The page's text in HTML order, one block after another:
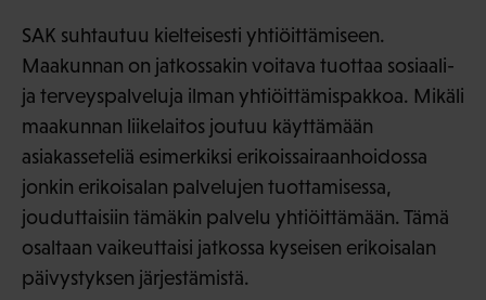
SAK suhtautuu kielteisesti yhtiöittämiseen.
Maakunnan on jatkossakin voitava tuottaa sosiaali-
ja terveyspalveluja ilman yhtiöittämispakkoa. Mikäli
maakunnan liikelaitos joutuu käyttämään
asiakasseteliä esimerkiksi erikoissairaanhoidossa
jonkin erikoisalan palvelujen tuottamisessa,
jouduttaisiin tämäkin palvelu yhtiöittämään. Tämä
osaltaan vaikeuttaisi jatkossa kyseisen erikoisalan
päivystyksen järjestämistä.